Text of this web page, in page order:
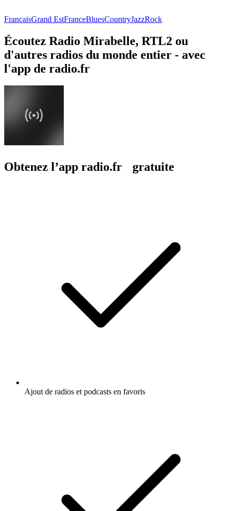
FrançaisGrand EstFranceBluesCountryJazzRock
Écoutez Radio Mirabelle, RTL2 ou
d'autres radios du monde entier - avec
l'app de radio.fr
Obtenez l’app radio.fr gratuite
Ajout de radios et podcasts en favoris